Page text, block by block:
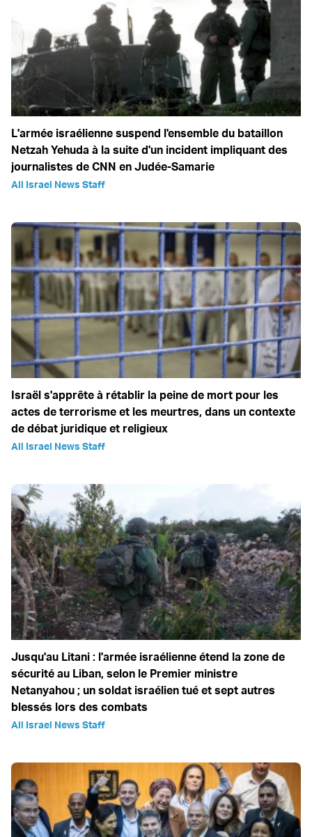
L'armée israélienne suspend l'ensemble du bataillon
Netzah Yehuda à la suite d'un incident impliquant des
journalistes de CNN en Judée-Samarie
All Israel News Staff
Israël s'apprête à rétablir la peine de mort pour les
actes de terrorisme et les meurtres, dans un contexte
de débat juridique et religieux
All Israel News Staff
Jusqu'au Litani : l'armée israélienne étend la zone de
sécurité au Liban, selon le Premier ministre
Netanyahou ; un soldat israélien tué et sept autres
blessés lors des combats
All Israel News Staff